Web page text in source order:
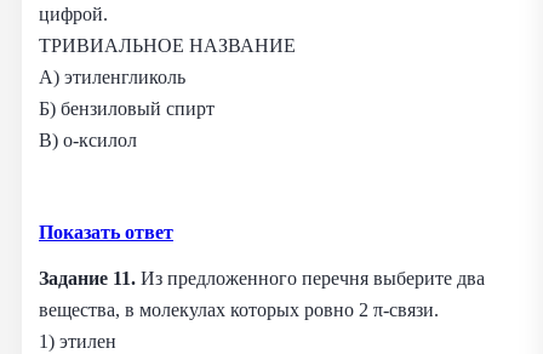
цифрой.
ТРИВИАЛЬНОЕ НАЗВАНИЕ
А) этиленгликоль
Б) бензиловый спирт
В) о-ксилол
Показать ответ
Задание 11. Из предложенного перечня выберите два
вещества, в молекулах которых ровно 2 π-связи.
1) этилен